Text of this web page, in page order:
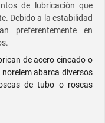
de lubricación que
Debido a la estabilidad
preferentemente en
de acero cincado o
abarca diversos
de tubo o roscas